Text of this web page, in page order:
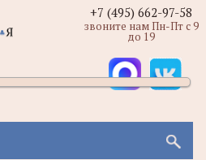
+7 (495) 662-97-58
звоните нам Пн-Пт с 9
до 19